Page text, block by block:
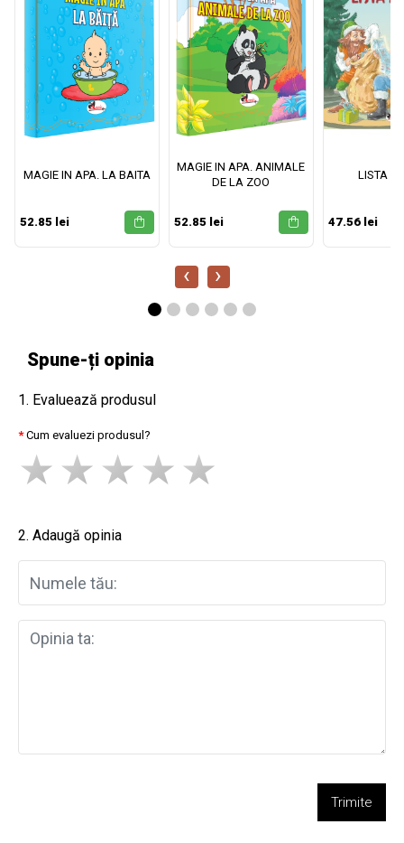
MAGIE IN APA. LA BAITA
52.85 lei
MAGIE IN APA. ANIMALE
DE LA ZOO
52.85 lei
LISTA
47.56 lei
‹ ›
Spune-ți opinia
1. Evaluează produsul
Cum evaluezi produsul?
2. Adaugă opinia
Trimite